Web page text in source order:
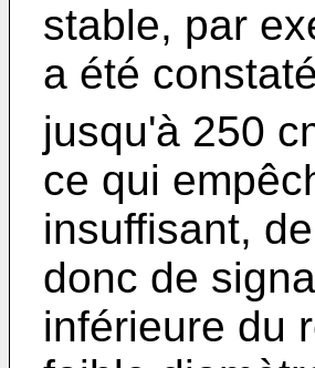
stable, par
a été
jusqu'à 250
ce qui
insuffisant,
donc de
inférieure du